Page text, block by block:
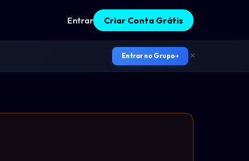
Entrar Criar Conta Grátis
Entrar no Grupo